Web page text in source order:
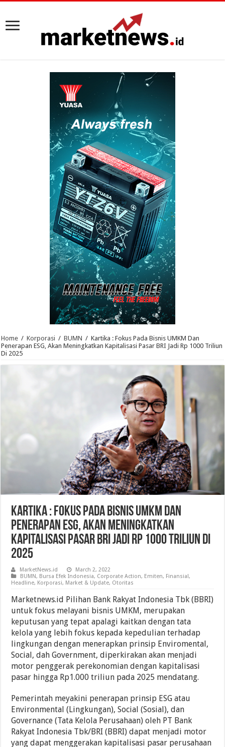
Home / Korporasi / BUMN / Kartika : Fokus Pada Bisnis UMKM Dan
Penerapan ESG, Akan Meningkatkan Kapitalisasi Pasar BRI Jadi Rp 1000 Triliun
Di 2025
Kartika : Fokus Pada Bisnis UMKM Dan
Penerapan ESG, Akan Meningkatkan
Kapitalisasi Pasar BRI Jadi Rp 1000 Triliun Di
2025
MarketNews.id
March 2, 2022
BUMN, Bursa Efek Indonesia, Corporate Action, Emiten, Finansial,
Headline, Korporasi, Market & Update, Otoritas
Marketnews.id Pilihan Bank Rakyat Indonesia Tbk (BBRI)
untuk fokus melayani bisnis UMKM, merupakan
keputusan yang tepat apalagi kaitkan dengan tata
kelola yang lebih fokus kepada kepedulian terhadap
lingkungan dengan menerapkan prinsip Enviromental,
Social, dah Government, diperkirakan akan menjadi
motor penggerak perekonomian dengan kapitalisasi
pasar hingga Rp1.000 triliun pada 2025 mendatang.
Pemerintah meyakini penerapan prinsip ESG atau
Environmental (Lingkungan), Social (Sosial), dan
Governance (Tata Kelola Perusahaan) oleh PT Bank
Rakyat Indonesia Tbk/BRI (BBRI) dapat menjadi motor
yang dapat menggerakan kapitalisasi pasar perusahaan